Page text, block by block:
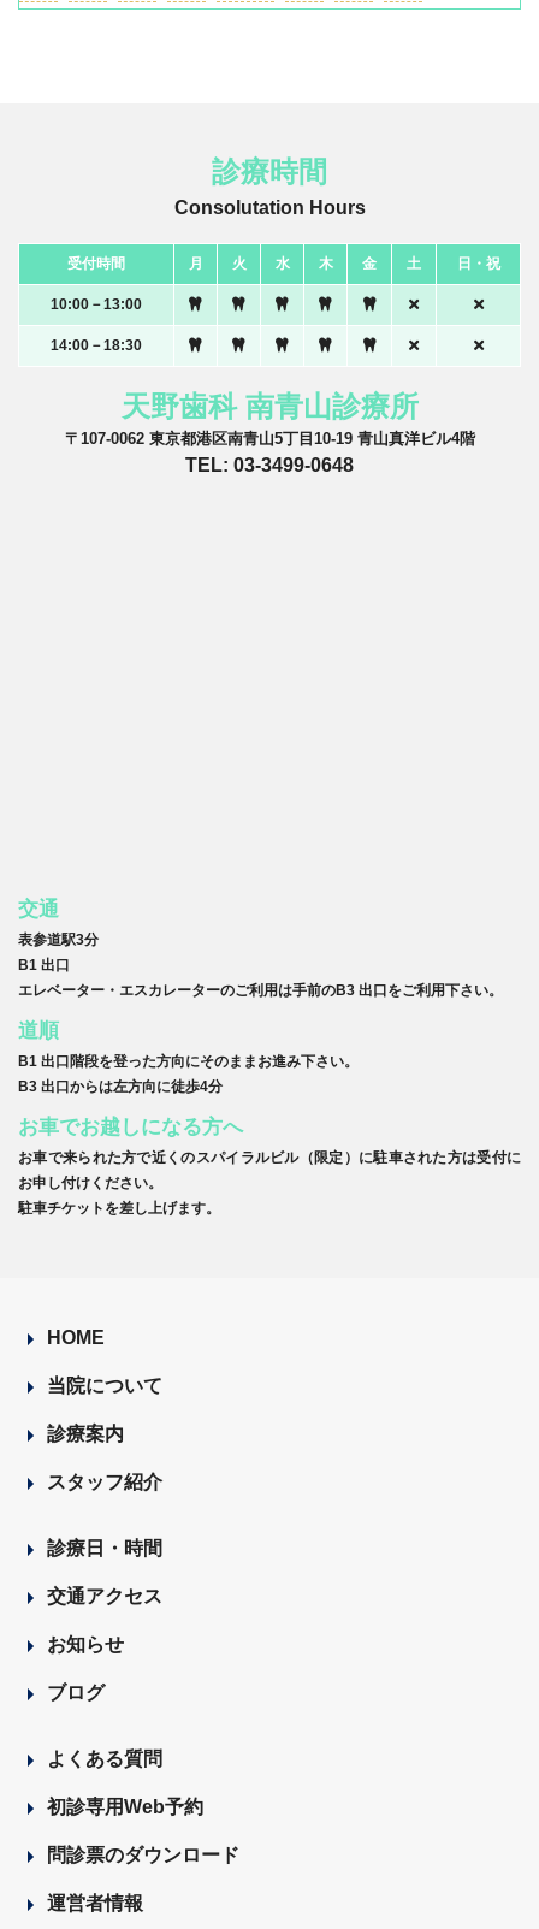
診療時間
Consolutation Hours
受付時間 月 火 水 木 金 土 日・祝
10:00－13:00
14:00－18:30
天野歯科 南青山診療所
〒107-0062 東京都港区南青山5丁目10-19 青山真洋ビル4階
TEL: 03-3499-0648
交通
表参道駅3分
B1 出口
エレベーター・エスカレーターのご利用は手前のB3 出口をご利用下さい。
道順
B1 出口階段を登った方向にそのままお進み下さい。
B3 出口からは左方向に徒歩4分
お車でお越しになる方へ
お車で来られた方で近くのスパイラルビル（限定）に駐車された方は受付に
お申し付けください。
駐車チケットを差し上げます。
HOME
当院について
診療案内
スタッフ紹介
診療日・時間
交通アクセス
お知らせ
ブログ
よくある質問
初診専用Web予約
問診票のダウンロード
運営者情報